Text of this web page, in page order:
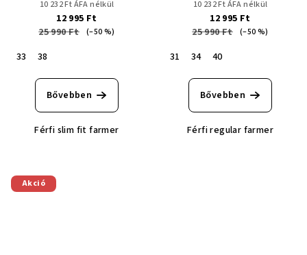
10 232 Ft ÁFA nélkül
12 995 Ft
25 990 Ft (–50 %)
33 38
Bővebben
Férfi slim fit farmer
10 232 Ft ÁFA nélkül
12 995 Ft
25 990 Ft (–50 %)
31 34 40
Bővebben
Férfi regular farmer
Akció